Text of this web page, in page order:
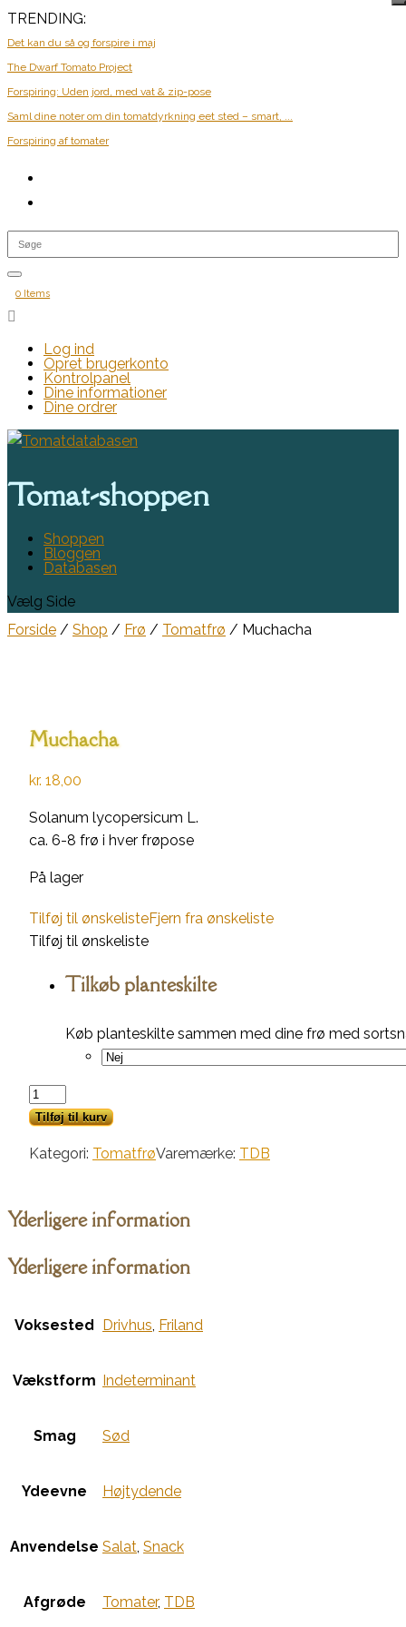
TRENDING:
Det kan du så og forspire i maj
The Dwarf Tomato Project
Forspiring: Uden jord, med vat & zip-pose
Saml dine noter om din tomatdyrkning eet sted – smart, ...
Forspiring af tomater
0 Items

Log ind
Opret brugerkonto
Kontrolpanel
Dine informationer
Dine ordrer
Tomat-shoppen
Shoppen
Bloggen
Databasen
Vælg Side
Forside / Shop / Frø / Tomatfrø / Muchacha
Muchacha
kr. 18,00
Solanum lycopersicum L.
ca. 6-8 frø i hver frøpose
På lager
Tilføj til ønskelisteFjern fra ønskeliste
Tilføj til ønskeliste
Tilkøb planteskilte
Køb planteskilte sammen med dine frø med
Muchacha
antal
Tilføj til kurv
Kategori: TomatfrøVaremærke: TDB
Yderligere information
Yderligere information
Voksested Drivhus, Friland
Vækstform Indeterminant
Smag Sød
Ydeevne Højtydende
Anvendelse Salat, Snack
Afgrøde Tomater, TDB